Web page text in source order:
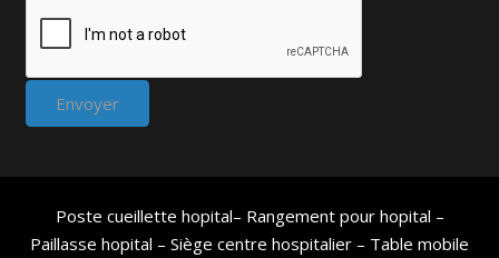
Poste cueillette hopital– Rangement pour hopital –
Paillasse hopital – Siège centre hospitalier – Table mobile